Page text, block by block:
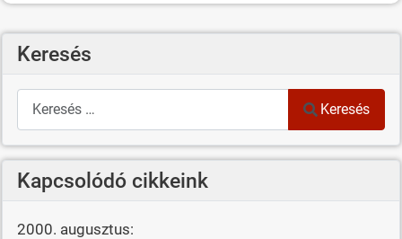
Keresés
Keresés
Keresés
Kapcsolódó cikkeink
2000. augusztus: